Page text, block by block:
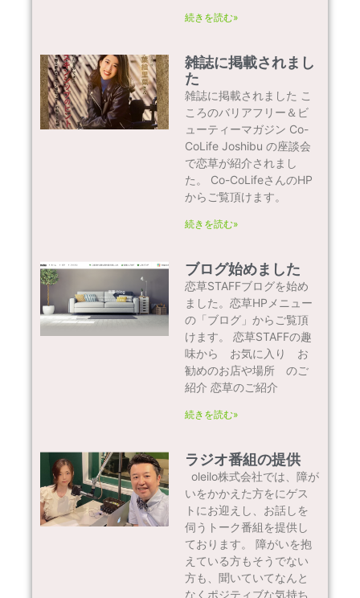
続きを読む»
雑誌に掲載されまし
た
雑誌に掲載されました こ
ころのバリアフリー＆ビ
ューティーマガジン Co-
CoLife Joshibu の座談会
で恋草が紹介されまし
た。 Co-CoLifeさんのHP
からご覧頂けます。
続きを読む»
ブログ始めました
恋草STAFFブログを始め
ました。恋草HPメニュー
の「ブログ」からご覧頂
けます。 恋草STAFFの趣
味から お気に入り お
勧めのお店や場所 のご
紹介 恋草のご紹介
続きを読む»
ラジオ番組の提供
oleilo株式会社では、障が
いをかかえた方をにゲス
トにお迎えし、お話しを
伺うトーク番組を提供し
ております。 障がいを抱
えている方もそうでない
方も、聞いていてなんと
なくポジティブな気持ち